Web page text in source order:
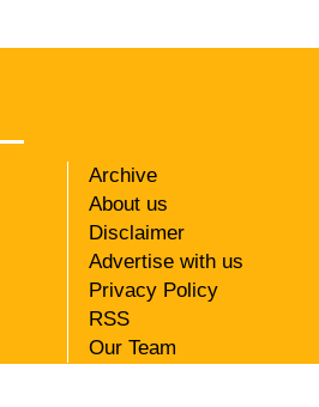
Archive
About us
Disclaimer
Advertise with us
Privacy Policy
RSS
Our Team